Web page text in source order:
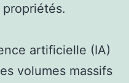
artificielle (IA)
volumes massifs